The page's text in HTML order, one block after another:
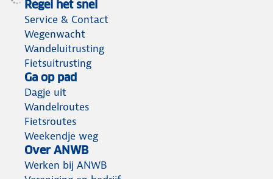
Regel het snel
Service & Contact
Wegenwacht
Wandeluitrusting
Fietsuitrusting
Ga op pad
Dagje uit
Wandelroutes
Fietsroutes
Weekendje weg
Over ANWB
Werken bij ANWB